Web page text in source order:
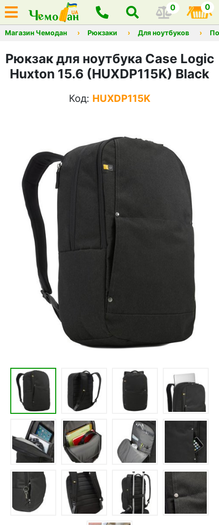
0 0
Магазин Чемодан Рюкзаки Для ноутбуков
Рюкзак для ноутбука Case Logic
Huxton 15.6 (HUXDP115K) Black
Код: HUXDP115K